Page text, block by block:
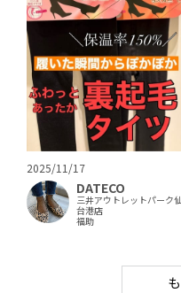
2025/11/17
DATECO
三井アウトレットパーク
台港店
福助